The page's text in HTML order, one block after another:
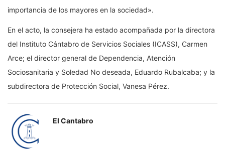
importancia de los mayores en la sociedad».
En el acto, la consejera ha estado acompañada por la directora
del Instituto Cántabro de Servicios Sociales (ICASS), Carmen
Arce; el director general de Dependencia, Atención
Sociosanitaria y Soledad No deseada, Eduardo Rubalcaba; y la
subdirectora de Protección Social, Vanesa Pérez.
El Cantabro